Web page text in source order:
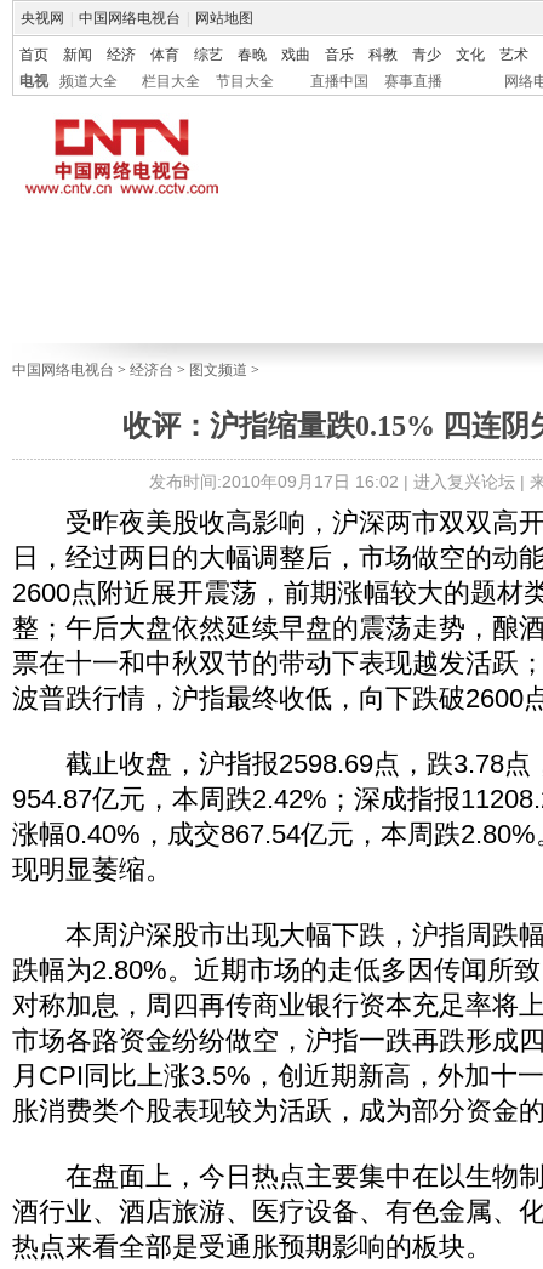
央视网 中国网络电视台 网站地图
首页 新闻 经济 体育 综艺 春晚 戏曲 音乐 科教 青少 文化
艺术
电视
频道大全 栏目大全 节目大全 直播中国 赛事直播 网络
中国网络电视台 > 经济台 > 图文频道 >
收评：沪指缩量跌0.15% 四连阴
发布时间:2010年09月17日 16:02 | 进入复兴论坛|
受昨夜美股收高影响，沪深两市双双高
日，经过两日的大幅调整后，市场做空的动
2600点附近展开震荡，前期涨幅较大的题材
整；午后大盘依然延续早盘的震荡走势，酿
票在十一和中秋双节的带动下表现越发活跃
波普跌行情，沪指最终收低，向下跌破2600
截止收盘，沪指报2598.69点，跌3.78点
954.87亿元，本周跌2.42%；深成指报
涨幅0.40%，成交867.54亿元，本周跌
现明显萎缩。
本周沪深股市出现大幅下跌，沪指周跌
跌幅为2.80%。近期市场的走低多因传闻所
对称加息，周四再传商业银行资本充足率将
市场各路资金纷纷做空，沪指一跌再跌形成
月CPI同比上涨3.5%，创近期新高，外加十
胀消费类个股表现较为活跃，成为部分资金
在盘面上，今日热点主要集中在以生物
酒行业、酒店旅游、医疗设备、有色金属、
热点来看全部是受通胀预期影响的板块。